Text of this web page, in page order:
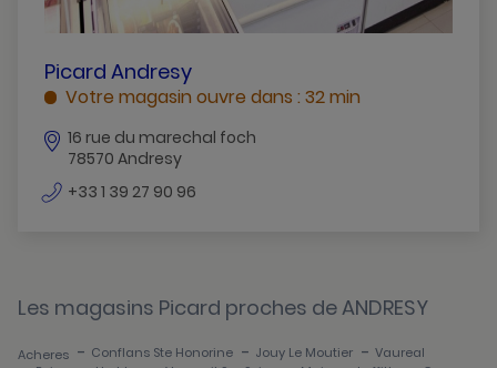
Chatou
Conflans-Ste-Honorine
Croissy-Sur-Seine
Epone
Flins-Sur-Seine
Houilles
Jouars-Pontchartrain
PICARD
ANDRESY
Picard Andresy
Votre magasin ouvre dans : 32 min
16 rue du marechal foch
78570 Andresy
+33 1 39 27 90 96
Les magasins Picard proches de ANDRESY
Acheres - Conflans Ste Honorine - Jouy Le Moutier - Vaureal